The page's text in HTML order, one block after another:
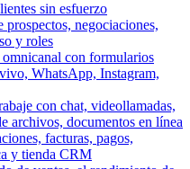
sin esfuerzo
prospectos, negociaciones,
y roles
con formularios
WhatsApp, Instagram,
con chat, videollamadas,
archivos, documentos en línea
facturas, pagos,
y tienda CRM